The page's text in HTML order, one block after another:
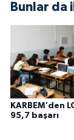
Bunlar da
KARBEM'den
95,7 başarı